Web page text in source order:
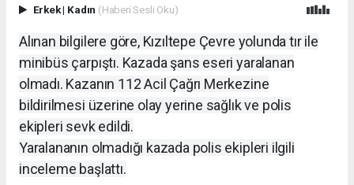
Erkek| Kadın (Haberi Sesli Oku)
Alınan bilgilere göre, Kızıltepe Çevre yolunda tır ile
minibüs çarpıştı. Kazada şans eseri yaralanan
olmadı. Kazanın 112 Acil Çağrı Merkezine
bildirilmesi üzerine olay yerine sağlık ve polis
ekipleri sevk edildi.
Yaralananın olmadığı kazada polis ekipleri ilgili
inceleme başlattı.